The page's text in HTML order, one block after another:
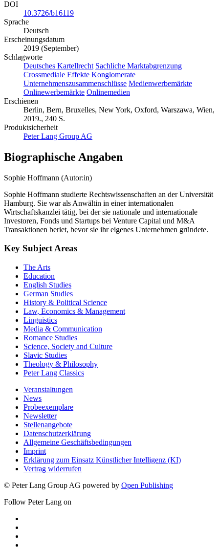
10.3726/b16119
Sprache
Deutsch
Erscheinungsdatum
2019 (September)
Schlagworte
Deutsches Kartellrecht Sachliche Marktabgrenzung
Crossmediale Effekte Konglomerate
Unternehmenszusammenschlüsse Medienwerbemärkte
Onlinewerbemärkte
Erschienen
Berlin, Bern, Bruxelles, New York, Oxford, Warszawa, Wien,
2019., 240 S.
Produktsicherheit
Biographische Angaben
Sophie Hoffmann studierte Rechtswissenschaften an der Universität
Hamburg. Sie war als Anwältin in einer internationalen
Wirtschaftskanzlei tätig, bei der sie nationale und internationale
Investoren, Fonds und Startups bei Venture Capital und M&A
The Arts
Education
English Studies
German Studies
History & Political Science
Law, Economics & Management
Linguistics
Media & Communication
Romance Studies
Science, Society and Culture
Slavic Studies
Theology & Philosophy
Veranstaltungen
News
Probeexemplare
Newsletter
Stellenangebote
Datenschutzerklärung
Allgemeine Geschäftsbedingungen
Imprint
Erklärung zum Einsatz Künstlicher Intelligenz (KI)